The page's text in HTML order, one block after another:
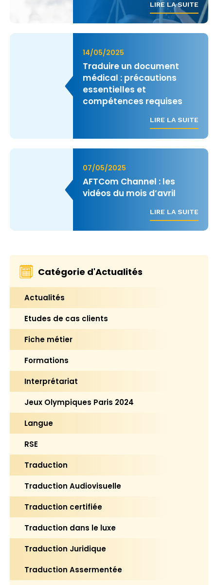
LIRE LA SUITE
14/05/2025
Traduire un document
médical : précautions
essentielles et
compétences requises
LIRE LA SUITE
07/05/2025
AFTCom Channel : les
vidéos du mois d’avril
LIRE LA SUITE
Catégorie d'Actualités
Actualités
Etudes de cas clients
Fiche métier
Formations
Interprétariat
Jeux Olympiques Paris 2024
Langue
RSE
Traduction
Traduction Audiovisuelle
Traduction certifiée
Traduction dans le luxe
Traduction Juridique
Traduction Assermentée